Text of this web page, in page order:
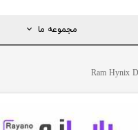
مجموعه ما
اینستاگرام
تلگرام
Ram Hynix